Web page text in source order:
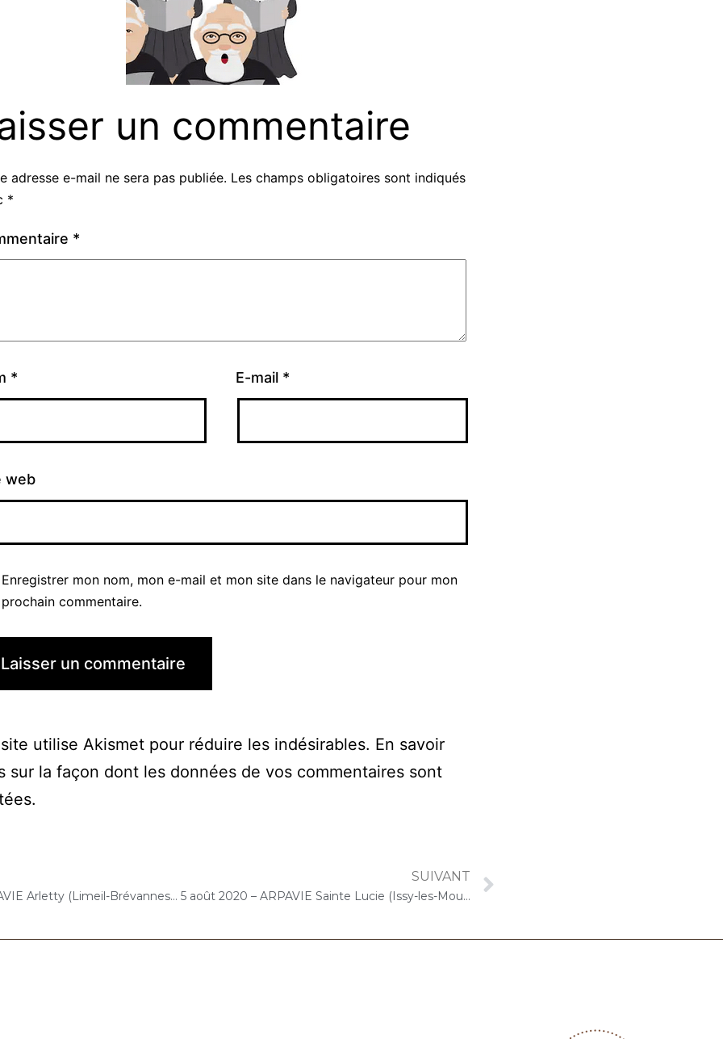
un commentaire
adresse e-mail ne sera pas publiée. Les champs obligatoires sont indiqués
*
*
* E-mail *
web
Enregistrer mon nom, mon e-mail et mon site dans le navigateur pour mon
prochain commentaire.
utilise Akismet pour réduire les indésirables. En savoir
sur la façon dont les données de vos commentaires sont
.
4 août 2020 – ARPAVIE Arletty (Limeil-Brévannes) : Concert « Gelato-Cello Solo »
SUIVANT
5 août 2020 – ARPAVIE Sainte Lucie (Issy-les-Moulineaux) : Concert « Cello Solo »